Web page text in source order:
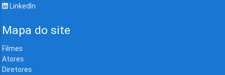
LinkedIn
Mapa do site
Filmes
Atores
Diretores